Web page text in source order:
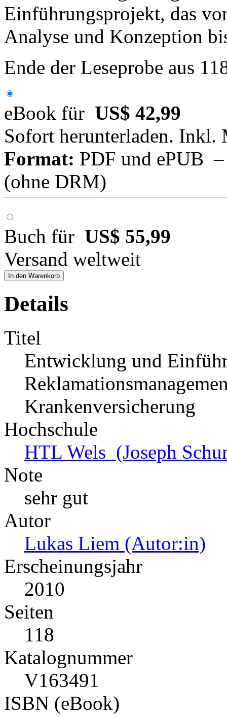
Einführungsprojekt, das
Analyse und Konzeption
Ende der Leseprobe aus
eBook für US$ 42,99
Sofort herunterladen. Inkl.
Format: PDF und ePUB
(ohne DRM)
Buch für US$ 55,99
Versand weltweit
In den Warenkorb
Details
Titel
Entwicklung und
Krankenversicherung
Hochschule
HTL Wels (Joseph
Note
sehr gut
Autor
Lukas Liem (Autor:in)
Erscheinungsjahr
2010
Seiten
118
Katalognummer
V163491
ISBN (eBook)